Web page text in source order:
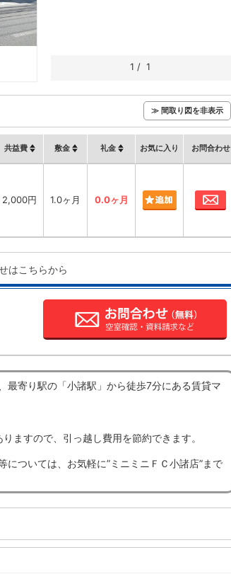
1 / 1
≫ 間取り図を非表示
共益費 敷金 礼金 お気に入り お問合わせ
2,000円 1.0ヶ月 0.0ヶ月
はこちらから
最寄り駅の「小諸駅」から徒歩7分にある賃貸マ
ますので、引っ越し費用を節約できます。
については、お気軽に”ミニミニＦＣ小諸店”まで